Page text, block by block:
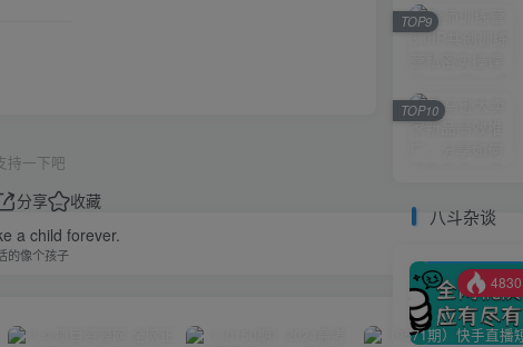
持一下吧
分享
收藏
a child forever.
的像个孩子
TOP9
TOP10
八斗杂谈
4830